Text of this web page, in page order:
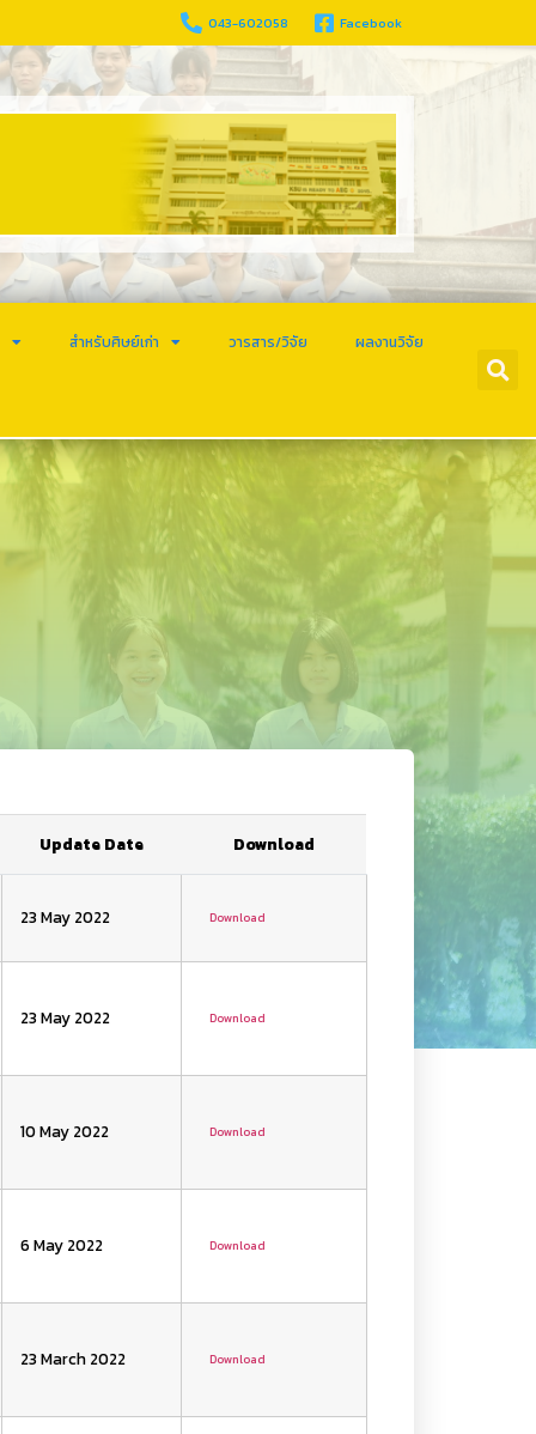
043-602058 Facebook
สำหรับศิษย์เก่า วารสาร/วิจัย ผลงานวิจัย
Update Date Download
23 May 2022 Download
23 May 2022 Download
10 May 2022 Download
6 May 2022 Download
23 March 2022 Download